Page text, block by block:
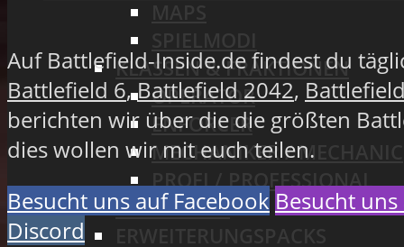
KLASSEN & FRAKTIONEN
OPERATOR
ENFORCER
MECHANIKER / MECHANIC
PROFI / PROFESSIONAL
FAHRZEUGE
Auf Battlefield-Inside.de findest du
Battlefield 6,Battlefield 2042,
berichten wir über die die größten
dies wollen wir mit euch teilen.
Besucht uns auf Facebook Besucht
Discord